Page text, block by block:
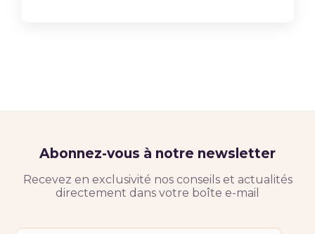
Abonnez-vous à notre newsletter
Recevez en exclusivité nos conseils et actualités
directement dans votre boîte e-mail